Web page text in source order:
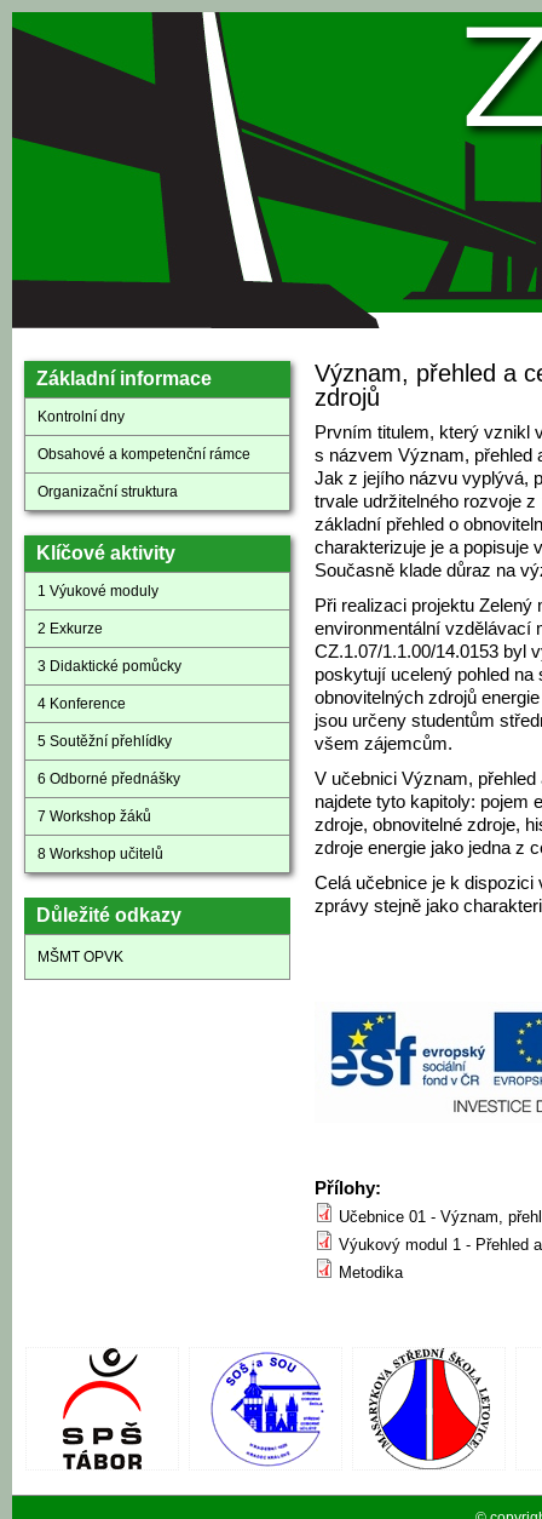
Přejít k hlavnímu obsahu
Základní informace
Kontrolní dny
Obsahové a kompetenční rámce
Organizační struktura
Klíčové aktivity
1 Výukové moduly
2 Exkurze
3 Didaktické pomůcky
4 Konference
5 Soutěžní přehlídky
6 Odborné přednášky
7 Workshop žáků
8 Workshop učitelů
Důležité odkazy
MŠMT OPVK
Význam, přehled a
zdrojů
Prvním titulem, který vznikl
s názvem Význam, přehled
Jak z jejího názvu vyplývá,
trvale udržitelného rozvoje
základní přehled o
charakterizuje je a popisuje
Současně klade důraz na
Při realizaci projektu
environmentální vzdělávací
CZ.1.07/1.1.00/14.0153 byl
poskytují ucelený pohled
obnovitelných zdrojů
jsou určeny studentům
všem zájemcům.
V učebnici Význam,
najdete tyto kapitoly: pojem
zdroje, obnovitelné zdroje,
zdroje energie jako jedna z
Celá učebnice je k dispozici
zprávy stejně jako
Přílohy:
Učebnice 01 - Význam,
Výukový modul 1 - Přehled
Metodika